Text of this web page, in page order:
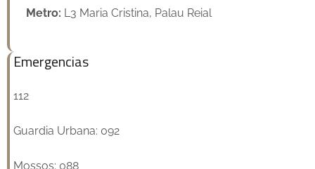
Metro: L3 Maria Cristina, Palau Reial
Emergencias
112
Guardia Urbana: 092
Mossos: 088